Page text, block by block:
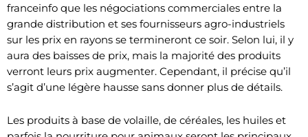
franceinfo que les négociations commerciales entre la
grande distribution et ses fournisseurs agro-industriels
sur les prix en rayons se termineront ce soir. Selon lui, il y
aura des baisses de prix, mais la majorité des produits
verront leurs prix augmenter. Cependant, il précise qu’il
s’agit d’une légère hausse sans donner plus de détails.
Les produits à base de volaille, de céréales, les huiles et